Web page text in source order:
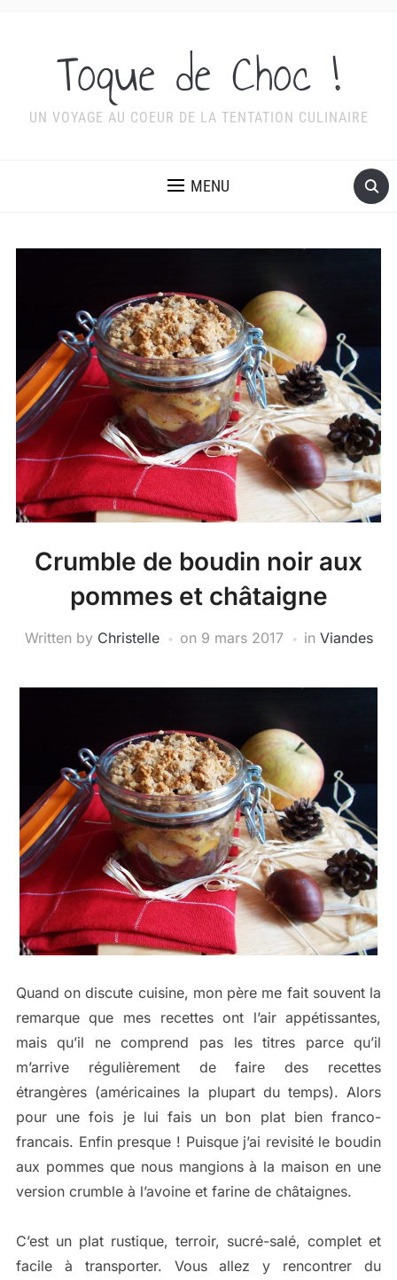
Toque de Choc !
UN VOYAGE AU COEUR DE LA TENTATION CULINAIRE
MENU
Crumble de boudin noir aux
pommes et châtaigne
Written by Christelle on 9 mars 2017 in Viandes
Quand on discute cuisine, mon père me fait souvent la
remarque que mes recettes ont l’air appétissantes,
mais qu’il ne comprend pas les titres parce qu’il
m’arrive régulièrement de faire des recettes
étrangères (américaines la plupart du temps). Alors
pour une fois je lui fais un bon plat bien franco-
francais. Enfin presque ! Puisque j’ai revisité le boudin
aux pommes que nous mangions à la maison en une
version crumble à l’avoine et farine de châtaignes.
C’est un plat rustique, terroir, sucré-salé, complet et
facile à transporter. Vous allez y rencontrer du